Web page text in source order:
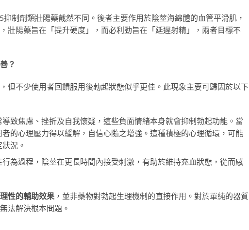
制劑類壯陽藥截然不同。後者主要作用於陰莖海綿體的血管平滑肌，
壯陽藥旨在「提升硬度」，而必利勁旨在「延遲射精」，兩者目標不
？
但不少使用者回饋服用後勃起狀態似乎更佳。此現象主要可歸因於以下
導致焦慮、挫折及自我懷疑，這些負面情緒本身就會抑制勃起功能。當
的心理壓力得以緩解，自信心隨之增強。這種積極的心理循環，可能
況。
為過程，陰莖在更長時間內接受刺激，有助於維持充血狀態，從而感
性的輔助效果 ，並非藥物對勃起生理機制的直接作用。對於單純的器質
法解決根本問題。